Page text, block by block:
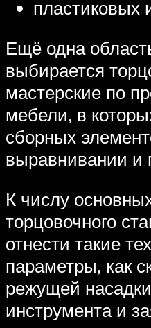
пластиковых
Ещё одна
выбирается
мастерские по
мебели, в
сборных
выравнивании и
К числу
торцовочного
отнести такие
параметры, как
режущей
инструмента и